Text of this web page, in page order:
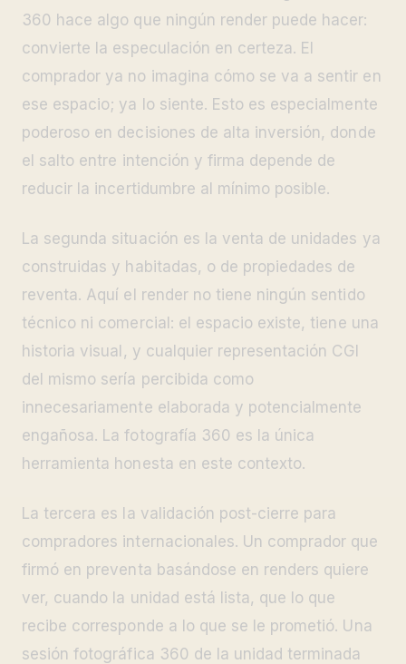
360 hace algo que ningún render puede hacer:
convierte la especulación en certeza. El
comprador ya no imagina cómo se va a sentir en
ese espacio; ya lo siente. Esto es especialmente
poderoso en decisiones de alta inversión, donde
el salto entre intención y firma depende de
reducir la incertidumbre al mínimo posible.
La segunda situación es la venta de unidades ya
construidas y habitadas, o de propiedades de
reventa. Aquí el render no tiene ningún sentido
técnico ni comercial: el espacio existe, tiene una
historia visual, y cualquier representación CGI
del mismo sería percibida como
innecesariamente elaborada y potencialmente
engañosa. La fotografía 360 es la única
herramienta honesta en este contexto.
La tercera es la validación post-cierre para
compradores internacionales. Un comprador que
firmó en preventa basándose en renders quiere
ver, cuando la unidad está lista, que lo que
recibe corresponde a lo que se le prometió. Una
sesión fotográfica 360 de la unidad terminada